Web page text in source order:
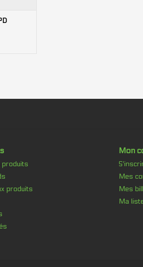
produits
produits
Mon
Mes
Mes
Ma